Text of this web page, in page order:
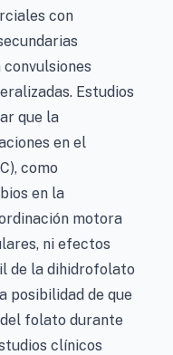
con
Estudios
que la
en el
como
en la
motora
ni efectos
de la dihidrofolato
posibilidad de que
folato durante
clínicos